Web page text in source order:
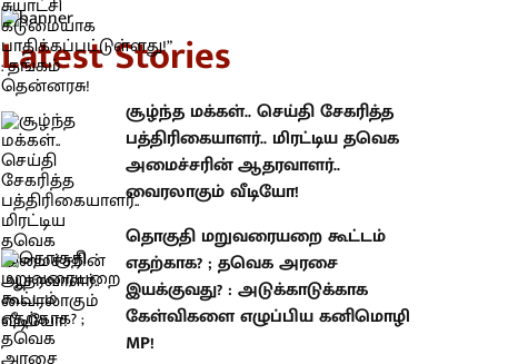
Latest Stories
சூழ்ந்த மக்கள்.. செய்தி சேகரித்த
பத்திரிகையாளர்.. மிரட்டிய தவெக
அமைச்சரின் ஆதரவாளர்..
வைரலாகும் வீடியோ!
தொகுதி மறுவரையறை கூட்டம்
எதற்காக? ; தவெக அரசை
இயக்குவது? : அடுக்காடுக்காக
கேள்விகளை எழுப்பிய கனிமொழி
MP!